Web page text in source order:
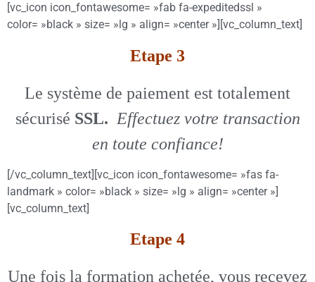
[vc_icon icon_fontawesome= »fab fa-expeditedssl »
color= »black » size= »lg » align= »center »][vc_column_text]
Etape 3
Le système de paiement est totalement
sécurisé SSL. Effectuez votre transaction
en toute confiance!
[/vc_column_text][vc_icon icon_fontawesome= »fas fa-
landmark » color= »black » size= »lg » align= »center »]
[vc_column_text]
Etape 4
Une fois la formation achetée, vous recevez